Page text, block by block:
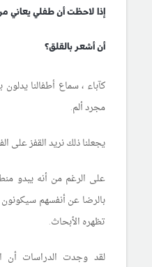
إذا لاحظت أن طفلي يعاني
أن أشعر بالقلق؟
كآباء ، سماع أطفالنا
مجرد ألم.
يجعلنا ذلك نريد القفز على
على الرغم من أنه يبدو
بالرضا عن أنفسهم سيكونون
تظهره الأبحاث.
لقد وجدت الدراسات أن